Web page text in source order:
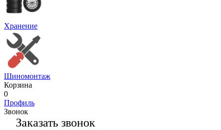
Хранение
Шиномонтаж
Корзина
0
Профиль
Звонок
Заказать звонок